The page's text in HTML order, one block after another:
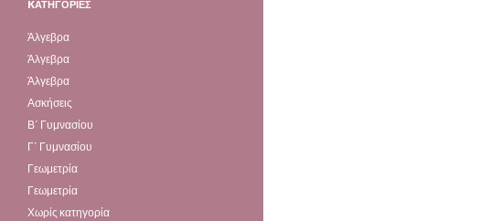
KΑΤΗΓΟΡΊΕΣ
Άλγεβρα
Άλγεβρα
Άλγεβρα
Ασκήσεις
Β΄ Γυμνασίου
Γ΄ Γυμνασίου
Γεωμετρία
Γεωμετρία
Χωρίς κατηγορία